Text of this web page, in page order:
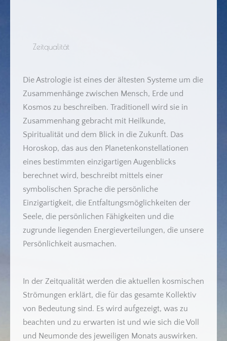
Zeitqualität
Die Astrologie ist eines der ältesten Systeme um die
Zusammenhänge zwischen Mensch, Erde und
Kosmos zu beschreiben. Traditionell wird sie in
Zusammenhang gebracht mit Heilkunde,
Spiritualität und dem Blick in die Zukunft. Das
Horoskop, das aus den Planetenkonstellationen
eines bestimmten einzigartigen Augenblicks
berechnet wird, beschreibt mittels einer
symbolischen Sprache die persönliche
Einzigartigkeit, die Entfaltungsmöglichkeiten der
Seele, die persönlichen Fähigkeiten und die
zugrunde liegenden Energieverteilungen, die unsere
Persönlichkeit ausmachen.
In der Zeitqualität werden die aktuellen kosmischen
Strömungen erklärt, die für das gesamte Kollektiv
von Bedeutung sind. Es wird aufgezeigt, was zu
beachten und zu erwarten ist und wie sich die Voll
und Neumonde des jeweiligen Monats auswirken.